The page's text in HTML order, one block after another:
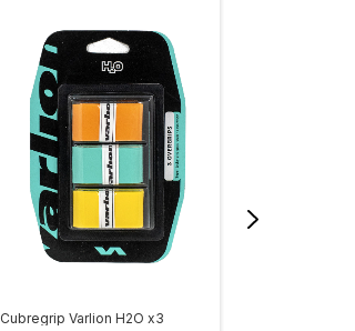
Cubregrip Varlion H2O x3